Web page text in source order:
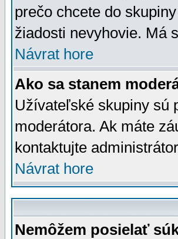
prečo chcete do
žiadosti nevyhovie. Má
Návrat hore
Ako sa stanem
Užívateľské skupiny sú
moderátora. Ak máte
kontaktujte
Návrat hore
Nemôžem posielať